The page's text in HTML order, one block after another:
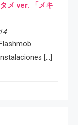
メ ver. 「メキ
[…]